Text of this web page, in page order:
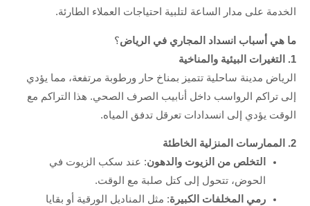
الخدمة على مدار الساعة لتلبية احتياجات العملاء الطارئة.
ما هي أسباب انسداد المجاري في الرياض؟
1. التغيرات البيئية والمناخية
الرياض مدينة ساحلية تتميز بمناخ حار ورطوبة مرتفعة، مما يؤدي
إلى تراكم الرواسب داخل أنابيب الصرف الصحي. هذا التراكم مع
الوقت يؤدي إلى انسدادات تعرقل تدفق المياه.
2. الممارسات المنزلية الخاطئة
التخلص من الزيوت والدهون: عند سكب الزيوت في
الحوض، تتحول إلى كتل صلبة مع الوقت.
رمي المخلفات الكبيرة: مثل المناديل الورقية أو بقايا